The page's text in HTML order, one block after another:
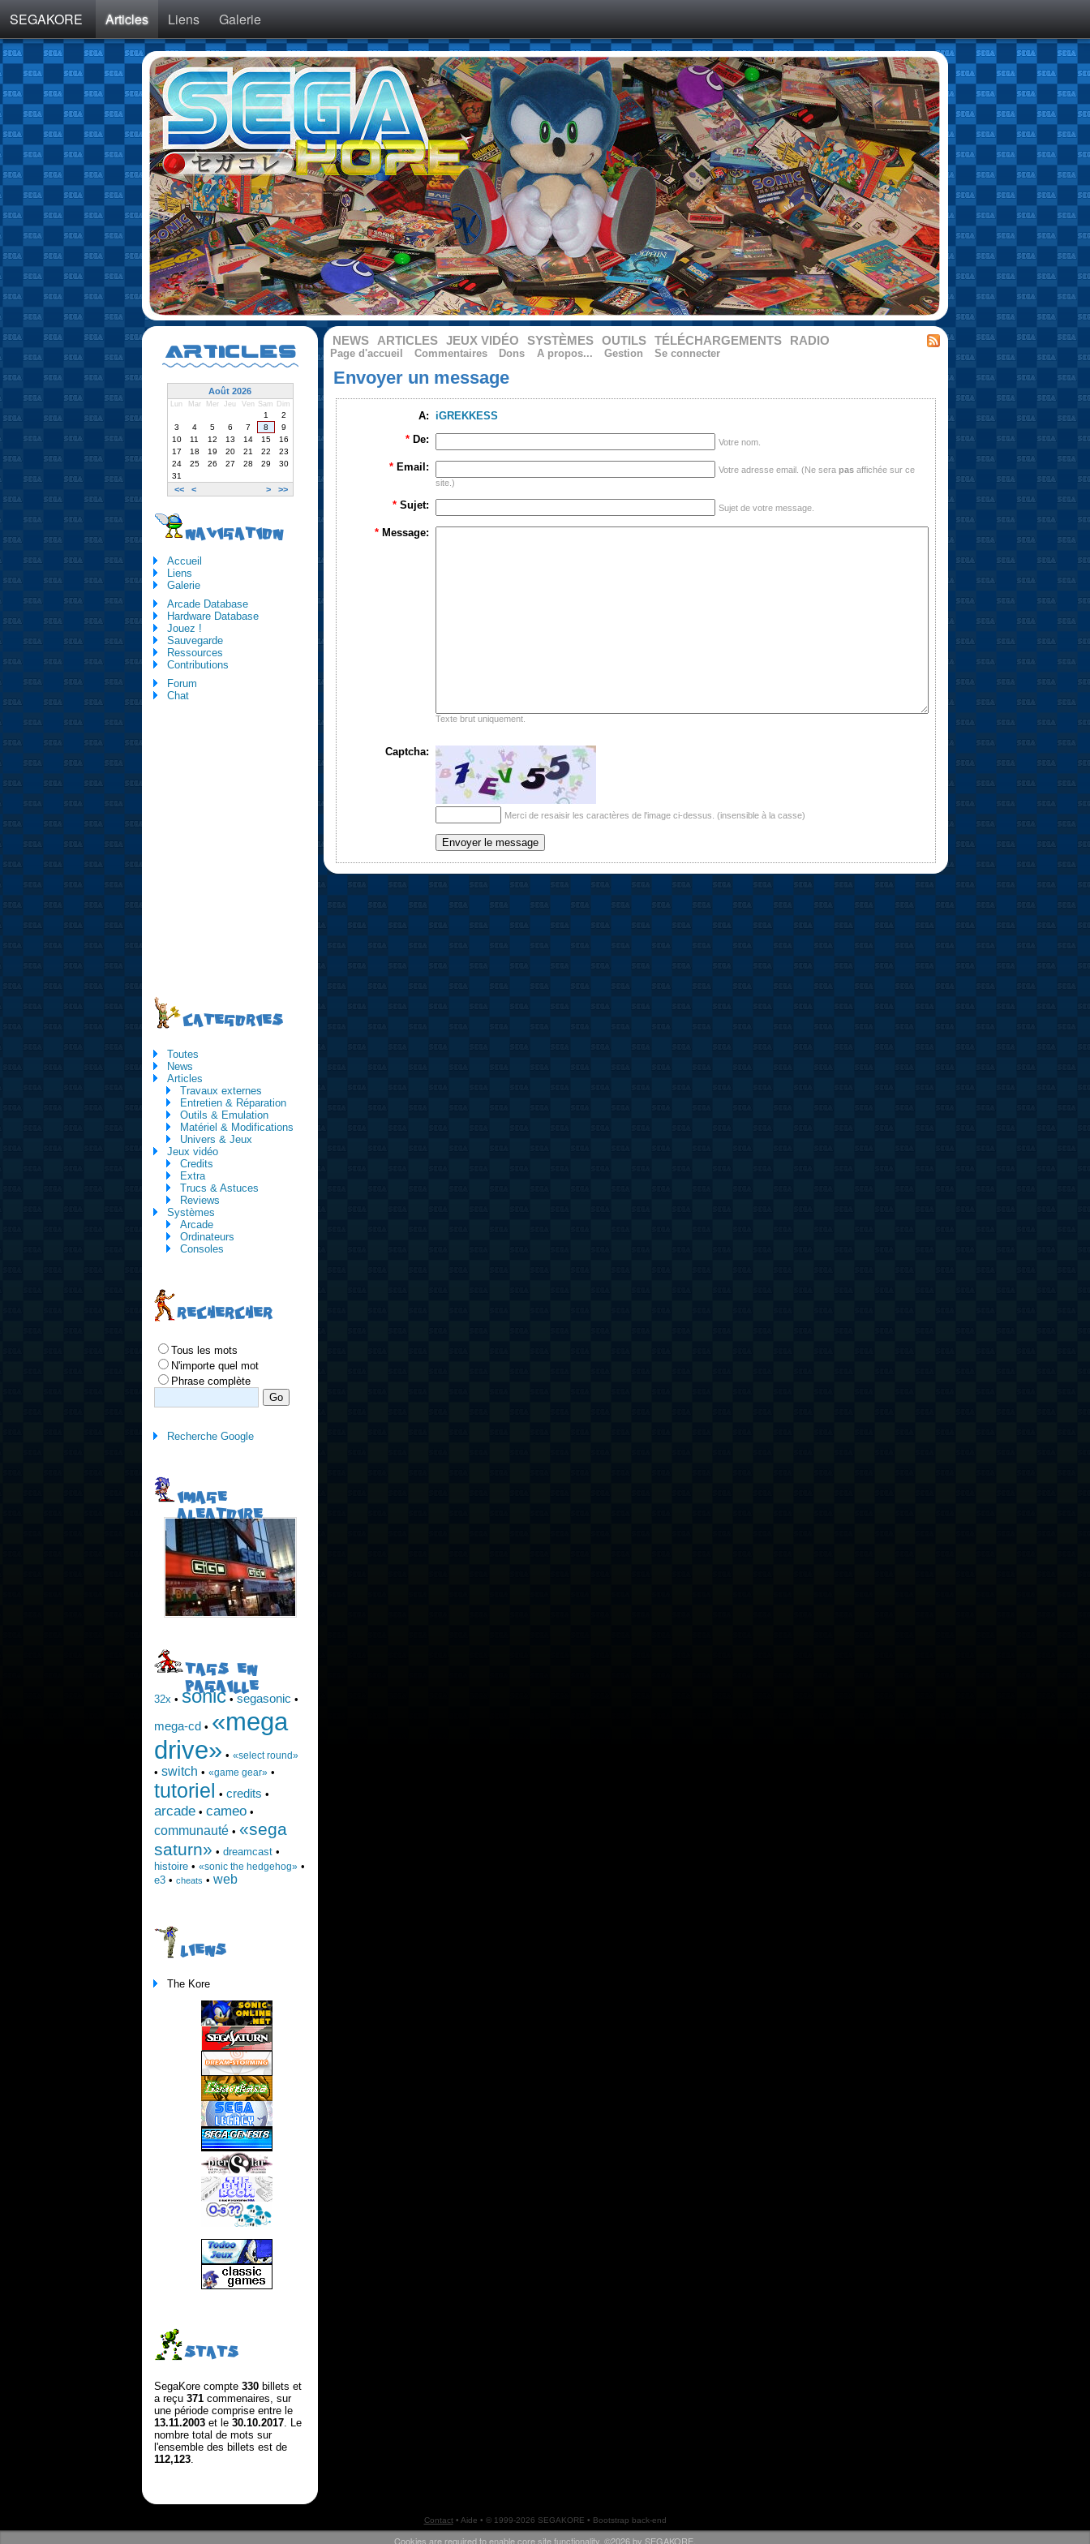
SEGAKORE Articles Liens Galerie
NEWS ARTICLES JEUX VIDÉO SYSTÈMES OUTILS TÉLÉCHARGEMENTS RADIO
Page d'accueil Commentaires Dons A propos... Gestion Se connecter
Envoyer un message
A:
iGREKKESS
* De: Votre nom.
* Email: Votre adresse email. (Ne sera pasaffichée sur ce
site.)
* Sujet: Sujet de votre message.
* Message:
Texte brut uniquement.
Captcha:
Merci de resaisir les caractères de l'image ci-dessus. (insensible à la casse)
ARTICLES
Août 2026
Lun Mar Mer Jeu Ven Sam Dim
<< < > >>
1
2
3
4 5 6 7 8
9
10
11 12 13 14 15
16
17
18 19 20 21 22
23
24
25 26 27 28 29
30
31
NAVIGATION
Accueil
Liens
Galerie
Arcade Database
Hardware Database
Jouez !
Sauvegarde
Ressources
Contributions
Forum
Chat
CATEGORIES
Toutes
News
Articles
Travaux externes
Entretien & Réparation
Outils & Emulation
Matériel & Modifications
Univers & Jeux
Jeux vidéo
Credits
Extra
Trucs & Astuces
Reviews
Systèmes
Arcade
Ordinateurs
Consoles
RECHERCHER
Tous les mots
N'importe quel mot
Phrase complète
Recherche Google
IMAGE
ALEATOIRE
TAGS EN
PAGAILLE
32x • sonic •segasonic •
mega-cd • «mega
drive» •«select round»
•switch •«game gear» •
tutoriel •credits •
arcade •cameo •
communauté •«sega
saturn» •dreamcast •
histoire •«sonic the hedgehog» •
e3 •cheats •web
LIENS
The Kore
STATS
SegaKore compte330 billets et
a reçu371 commenaires, sur
une période comprise entre le
13.11.2003 et le30.10.2017. Le
nombre total de mots sur
l'ensemble des billets est de
112,123.
Contact• Aide • © 1999-2026 SEGAKORE • Bootstrap back-end
Cookies are required to enable core site functionality. ©2026 by SEGAKORE